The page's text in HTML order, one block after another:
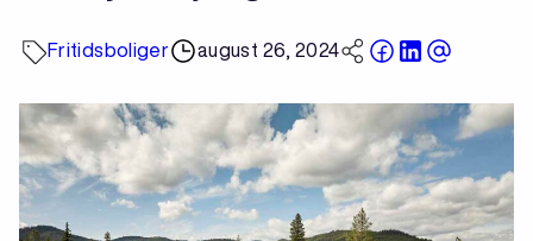
Fritidsboliger august 26, 2024